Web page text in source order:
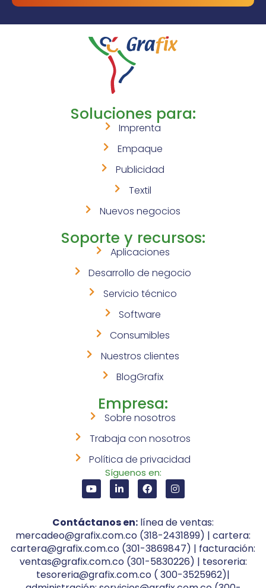
Soluciones para:
Imprenta
Empaque
Publicidad
Textil
Nuevos negocios
Soporte y recursos:
Aplicaciones
Desarrollo de negocio
Servicio técnico
Software
Consumibles
Nuestros clientes
BlogGrafix
Empresa:
Sobre nosotros
Trabaja con nosotros
Política de privacidad
Síguenos en:
Contáctanos en: línea de ventas:
mercadeo@grafix.com.co (318-2431899) | cartera:
cartera@grafix.com.co (301-3869847) | facturación:
ventas@grafix.com.co (301-5830226) | tesoreria:
tesoreria@grafix.com.co ( 300-3525962)|